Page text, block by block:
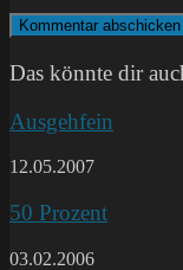
Kommentieren
ein
zum
Kommentieren
ein
(optional)
Das könnte dir
Ausgehfein
12.05.2007
50 Prozent
03.02.2006